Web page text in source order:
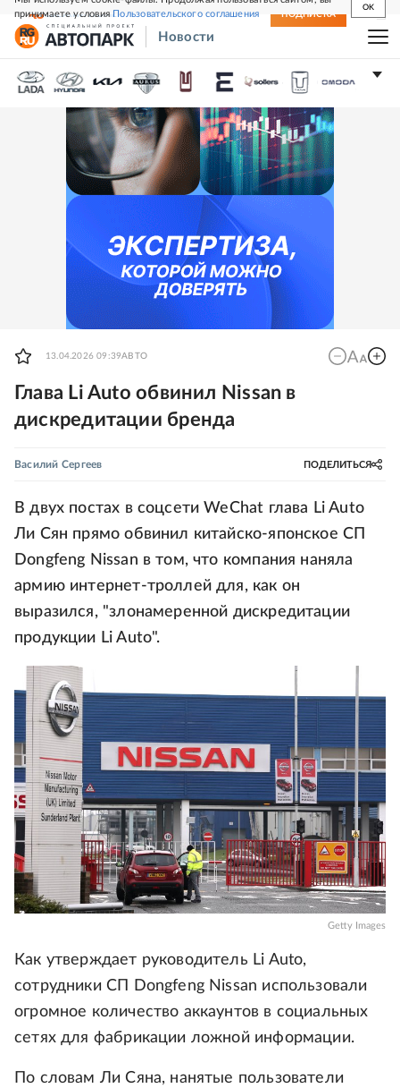
принимаете условияПользовательского соглашения
OK
СВЕЖИЙ НОМЕР ПОДПИСКА
Новости
13.04.2026 09:39АВТО
Глава Li Auto обвинил Nissan в
дискредитации бренда
Василий Сергеев ПОДЕЛИТЬСЯ
В двух постах в соцсети WeChat глава Li Auto
Ли Сян прямо обвинил китайско-японское СП
Dongfeng Nissan в том, что компания наняла
армию интернет-троллей для, как он
выразился, "злонамеренной дискредитации
продукции Li Auto".
Getty Images
Как утверждает руководитель Li Auto,
сотрудники СП Dongfeng Nissan использовали
огромное количество аккаунтов в социальных
сетях для фабрикации ложной информации.
По словам Ли Сяна, нанятые пользователи